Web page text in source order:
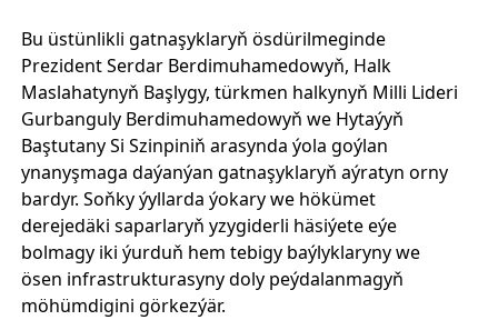
Bu üstünlikli gatnaşyklaryň ösdürilmeginde
Prezident Serdar Berdimuhamedowyň, Halk
Maslahatynyň Başlygy, türkmen halkynyň Milli Lideri
Gurbanguly Berdimuhamedowyň we Hytaýyň
Baştutany Si Szinpiniň arasynda ýola goýlan
ynanyşmaga daýanýan gatnaşyklaryň aýratyn orny
bardyr. Soňky ýyllarda ýokary we hökümet
derejedäki saparlaryň yzygiderli häsiýete eýe
bolmagy iki ýurduň hem tebigy baýlyklaryny we
ösen infrastrukturasyny doly peýdalanmagyň
möhümdigini görkezýär.